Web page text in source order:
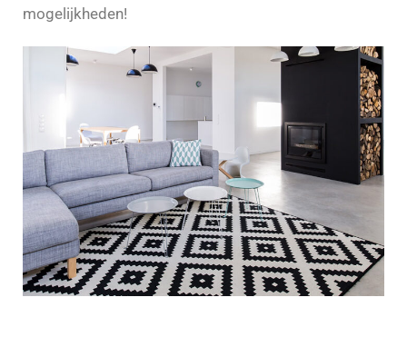
mogelijkheden!